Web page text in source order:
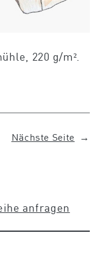
220 g/m².
Nächste Seite →
anfragen